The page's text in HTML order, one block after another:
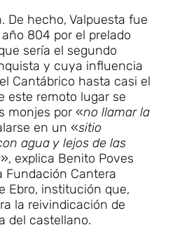
De hecho, Valpuesta fue
804 por el prelado
sería el segundo
y cuya influencia
Cantábrico hasta casi el
este remoto lugar se
monjes por «no llamar la
en un «sitio
agua y lejos de las
», explica Benito Poves
Fundación Cantera
Ebro, institución que,
la reivindicación de
del castellano.